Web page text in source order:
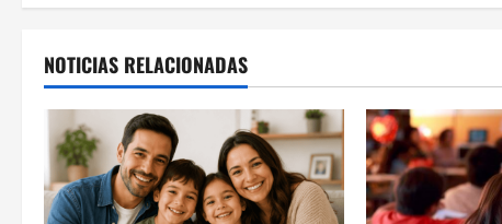
e
g
a
c
NOTICIAS RELACIONADAS